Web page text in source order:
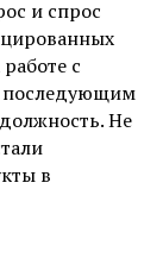
и спрос
с
последующим
Не
в